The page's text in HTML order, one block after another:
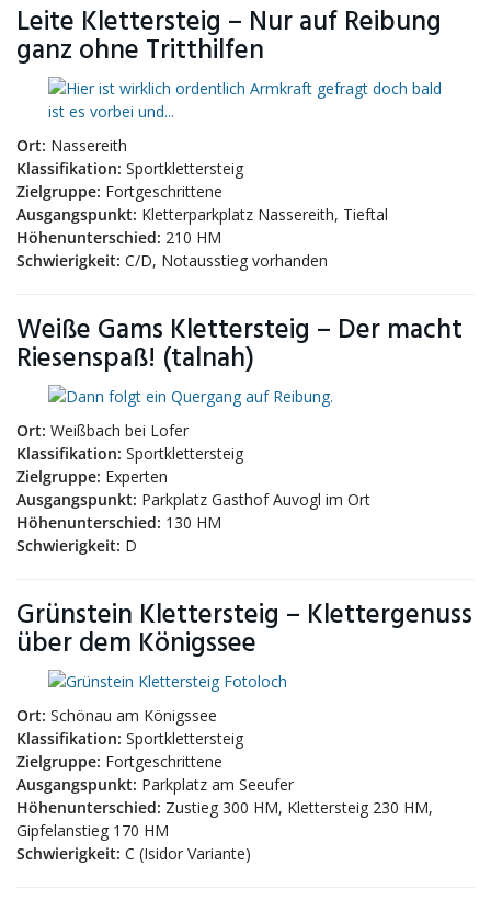
Leite Klettersteig – Nur auf Reibung
ganz ohne Tritthilfen
Ort: Nassereith
Klassifikation: Sportklettersteig
Zielgruppe: Fortgeschrittene
Ausgangspunkt: Kletterparkplatz Nassereith, Tieftal
Höhenunterschied: 210 HM
Schwierigkeit: C/D, Notausstieg vorhanden
Weiße Gams Klettersteig – Der macht
Riesenspaß! (talnah)
Ort: Weißbach bei Lofer
Klassifikation: Sportklettersteig
Zielgruppe: Experten
Ausgangspunkt: Parkplatz Gasthof Auvogl im Ort
Höhenunterschied: 130 HM
Schwierigkeit: D
Grünstein Klettersteig – Klettergenuss
über dem Königssee
Ort: Schönau am Königssee
Klassifikation: Sportklettersteig
Zielgruppe: Fortgeschrittene
Ausgangspunkt: Parkplatz am Seeufer
Höhenunterschied: Zustieg 300 HM, Klettersteig 230 HM,
Gipfelanstieg 170 HM
Schwierigkeit: C (Isidor Variante)